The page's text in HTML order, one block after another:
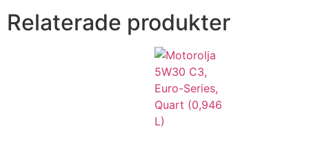
Relaterade produkter